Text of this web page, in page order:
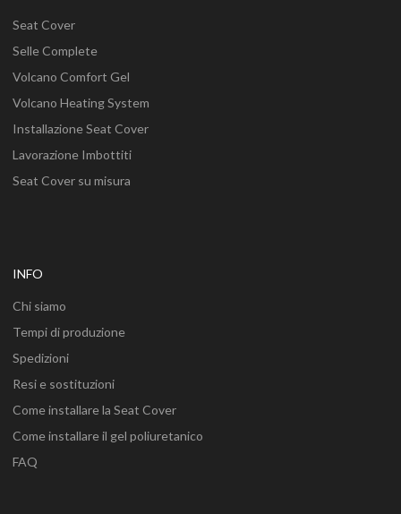
Seat Cover
Selle Complete
Volcano Comfort Gel
Volcano Heating System
Installazione Seat Cover
Lavorazione Imbottiti
Seat Cover su misura
INFO
Chi siamo
Tempi di produzione
Spedizioni
Resi e sostituzioni
Come installare la Seat Cover
Come installare il gel poliuretanico
FAQ